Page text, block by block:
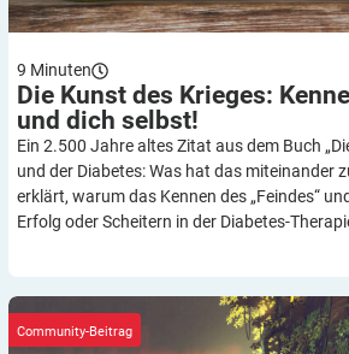
9 Minuten
Die Kunst des Krieges:
und dich selbst!
Ein 2.500 Jahre altes Zitat aus dem Buch
und der Diabetes: Was hat das miteinander
erklärt, warum das Kennen des „Feindes“
Erfolg oder Scheitern in der Diabetes-
Erfahrungsbericht: Meine Reise mit
Tiefen
Community-Beitrag